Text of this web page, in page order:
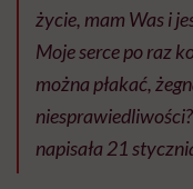
życie, mam Was i
Moje serce po raz
można płakać,
napisała 21